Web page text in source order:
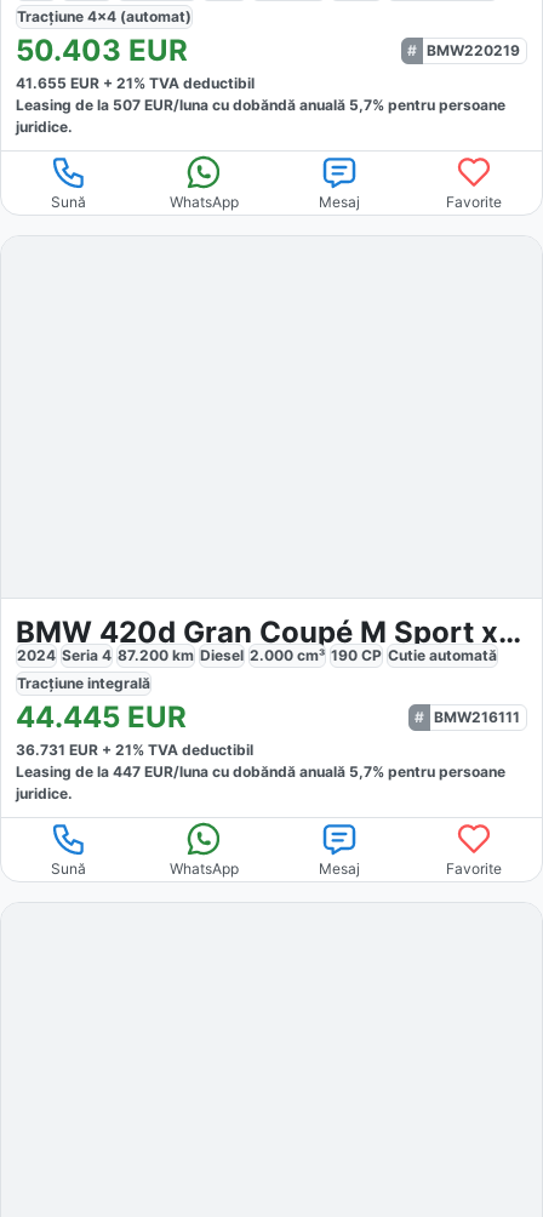
Tracțiune 4x4 (automat)
50.403 EUR
BMW220219
41.655 EUR + 21% TVA deductibil
Leasing de la 507 EUR/luna cu dobăndă anuală 5,7% pentru persoane
juridice.
Sună WhatsApp Mesaj Favorite
BMW 420d Gran Coupé M Sport xDrive
2024 Seria 4 87.200 km Diesel 2.000 cm³ 190 CP Cutie automată
Tracțiune integrală
44.445 EUR
BMW216111
36.731 EUR + 21% TVA deductibil
Leasing de la 447 EUR/luna cu dobăndă anuală 5,7% pentru persoane
juridice.
Sună WhatsApp Mesaj Favorite